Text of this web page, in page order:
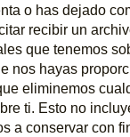
o has dejado
recibir un
que tenemos
nos hayas
eliminemos
ti. Esto no
a conservar con